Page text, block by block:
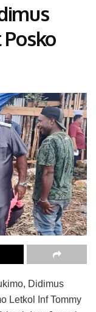
Didimus
Letkol Inf Tommy